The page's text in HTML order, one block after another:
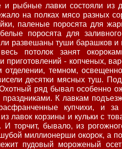
и рыбные лавки состояли из
на полках мясо разных
паленые поросята для
поросята для
развешаны туши барашков и
потолок занят
приготовлений - копченых,
отделении, темном,
десятки мясных туш.
ряд бывал особенно
К лавкам
купчихи, и
лавок корзины и кульки с
И торчит, бывало, из
миллионерши окорок, а
пудовый мороженый